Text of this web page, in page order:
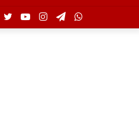
Telegram
Instagram
YouTube
Twitter
Facebook